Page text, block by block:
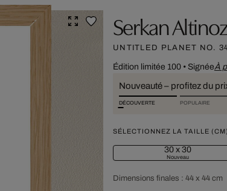
Serkan
UNTITLED PLANET NO.
Édition limitée 100• SignéeÀ
Nouveauté – profitez du
DÉCOUVERTE POPULAIRE
SÉLECTIONNEZ LA TAILLE
30 x 30
Nouveau
Dimensions finales : 44 x 44 cm